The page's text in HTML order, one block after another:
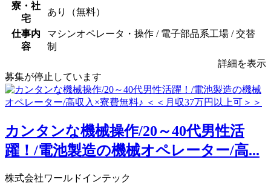
寮・社
宅
あり（無料）
仕事内
容
マシンオペレータ・操作 / 電子部品系工場 / 交替
制
詳細を表示
募集が停止しています
カンタンな機械操作/20～40代男性活
躍！/電池製造の機械オペレーター/高...
株式会社ワールドインテック